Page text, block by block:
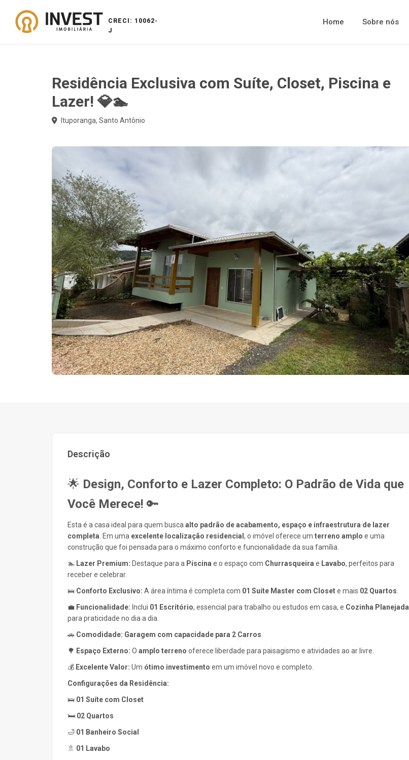
CRECI: 10062-
J
Home Sobre nós
Residência Exclusiva com Suíte, Closet, Piscina e
Lazer! 💎🏊
Ituporanga, Santo Antônio
Descrição
🌟 Design, Conforto e Lazer Completo: O Padrão de Vida que
Você Merece! 🔑
Esta é a casa ideal para quem busca alto padrão de acabamento, espaço e infraestrutura de lazer
completa . Em uma excelente localização residencial , o imóvel oferece um terreno amplo e uma
construção que foi pensada para o máximo conforto e funcionalidade da sua família.
🏊 Lazer Premium: Destaque para a Piscina e o espaço com Churrasqueira e Lavabo, perfeitos para
receber e celebrar.
🛌 Conforto Exclusivo: A área íntima é completa com 01 Suíte Master com Closete mais 02 Quartos
💼 Funcionalidade: Inclui 01 Escritório, essencial para trabalho ou estudos em casa, e Cozinha Planejada
para praticidade no dia a dia.
🚗 Comodidade: Garagem com capacidade para 2 Carros
🌳 Espaço Externo: O amplo terreno oferece liberdade para paisagismo e atividades ao ar livre.
💰 Excelente Valor: Um ótimo investimento em um imóvel novo e completo.
Configurações da Residência:
🛌 01 Suíte com Closet
🛏️ 02 Quartos
🛁 01 Banheiro Social
🚿 01 Lavabo